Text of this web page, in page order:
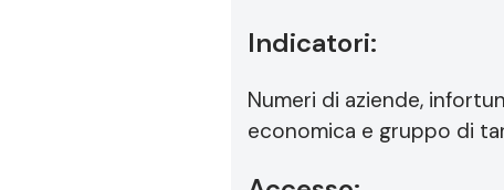
Indicatori:
Numeri di aziende,
economica e gruppo di